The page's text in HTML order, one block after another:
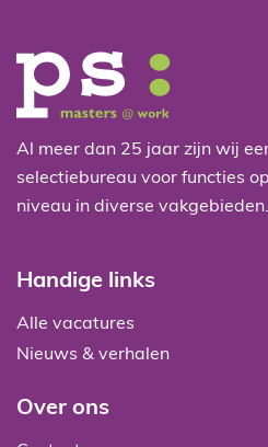
Al meer dan 25 jaar zijn wij
selectiebureau voor functies
niveau in diverse vakgebieden.
Handige links
Alle vacatures
Nieuws & verhalen
Over ons